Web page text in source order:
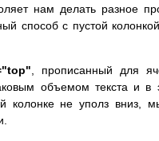
нам делать разное
способ с пустой
, прописанный для
объемом текста и в
колонке не уполз вниз,